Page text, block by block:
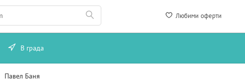
Любими оферти
В града
Павел Баня